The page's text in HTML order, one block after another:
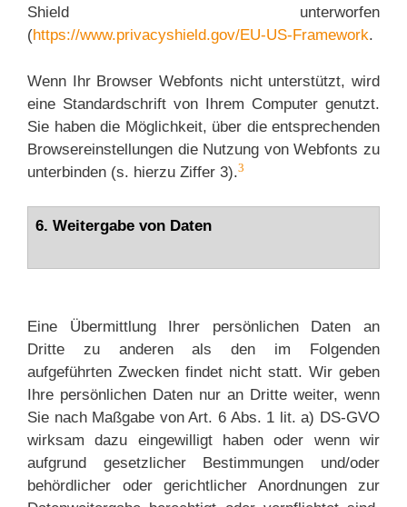
Shield unterworfen
(https://www.privacyshield.gov/EU-US-Framework.
Wenn Ihr Browser Webfonts nicht unterstützt, wird
eine Standardschrift von Ihrem Computer genutzt.
Sie haben die Möglichkeit, über die entsprechenden
Browsereinstellungen die Nutzung von Webfonts zu
unterbinden (s. hierzu Ziffer 3).3
6. Weitergabe von Daten
Eine Übermittlung Ihrer persönlichen Daten an
Dritte zu anderen als den im Folgenden
aufgeführten Zwecken findet nicht statt. Wir geben
Ihre persönlichen Daten nur an Dritte weiter, wenn
Sie nach Maßgabe von Art. 6 Abs. 1 lit. a) DS-GVO
wirksam dazu eingewilligt haben oder wenn wir
aufgrund gesetzlicher Bestimmungen und/oder
behördlicher oder gerichtlicher Anordnungen zur